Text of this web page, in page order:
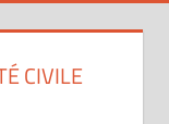
CIVILE